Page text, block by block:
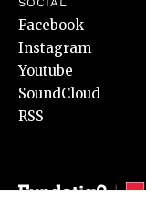
Facebook
Instagram
Youtube
SoundCloud
RSS